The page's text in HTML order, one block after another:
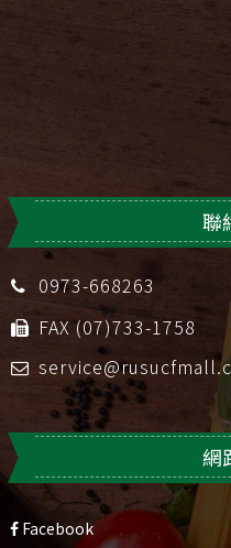
聯
0973-668263
FAX (07)733-1758
網
Facebook